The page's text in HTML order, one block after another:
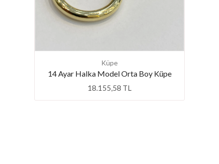
Küpe
14 Ayar Halka Model Orta Boy Küpe
18.155,58 TL